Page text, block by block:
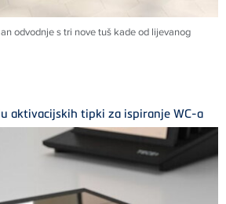
odvodnje s tri nove tuš kade od lijevanog
aktivacijskih tipki za ispiranje WC-a